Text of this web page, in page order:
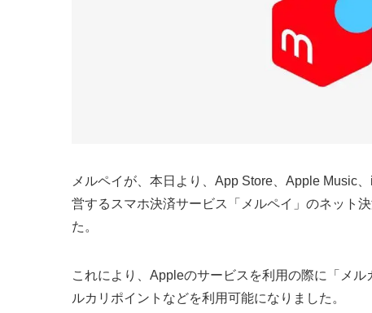
メルペイが、本日より、App Store、Apple Music
営するスマホ決済サービス「メルペイ」のネット
た。
これにより、Appleのサービスを利用の際に「メ
ルカリポイントなどを利用可能になりました。